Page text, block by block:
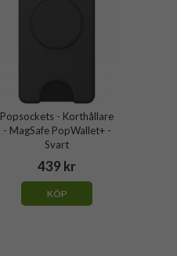
Popsockets - Korthållare
- MagSafe PopWallet+ -
Svart
439 kr
KÖP